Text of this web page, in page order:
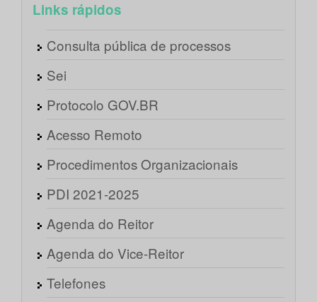
Links rápidos
Consulta pública de processos
Sei
Protocolo GOV.BR
Acesso Remoto
Procedimentos Organizacionais
PDI 2021-2025
Agenda do Reitor
Agenda do Vice-Reitor
Telefones